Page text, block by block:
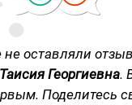
оставляли
Георгиевна.
Поделитесь